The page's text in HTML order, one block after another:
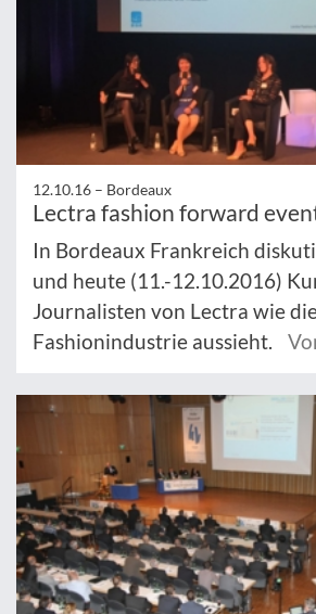
12.10.16 – Bordeaux
Lectra fashion forward
In Bordeaux Frankreich
und heute (11.-12.10.2016)
Journalisten von Lectra wie
Fashionindustrie aussieht.